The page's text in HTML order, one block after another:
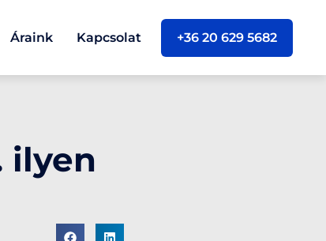
Áraink Kapcsolat +36 20 629 5682
ilyen